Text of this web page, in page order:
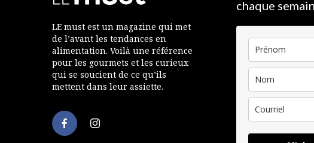
LE must est un magazine qui met
de l’avant les tendances en
alimentation. Voilà une référence
pour les gourmets et les curieux
qui se soucient de ce qu’ils
mettent dans leur assiette.
chaque